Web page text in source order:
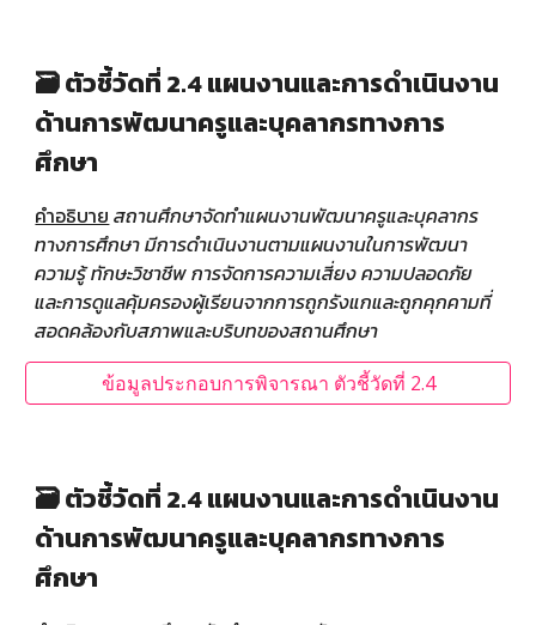
🗃️ ตัวชี้วัดที่ 2.4 แผนงานและการดำเนินงาน
ด้านการพัฒนาครูและบุคลากรทางการ
ศึกษา
คำอธิบาย สถานศึกษาจัดทำแผนงานพัฒนาครูและบุคลากร
ทางการศึกษา มีการดำเนินงานตามแผนงานในการพัฒนา
ความรู้ ทักษะวิชาชีพ การจัดการความเสี่ยง ความปลอดภัย
และการดูแลคุ้มครองผู้เรียนจากการถูกรังแกและถูกคุกคามที่
สอดคล้องกับสภาพและบริบทของสถานศึกษา
ข้อมูลประกอบการพิจารณา ตัวชี้วัดที่ 2.4
🗃️ ตัวชี้วัดที่ 2.4 แผนงานและการดำเนินงาน
ด้านการพัฒนาครูและบุคลากรทางการ
ศึกษา